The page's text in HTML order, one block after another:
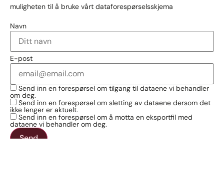
muligheten til å bruke vårt dataforespørselsskjema
Navn
E-post
Send inn en forespørsel om tilgang til dataene vi behandler
om deg.
Send inn en forespørsel om sletting av dataene dersom det
ikke lenger er aktuelt.
Send inn en forespørsel om å motta en eksportfil med
dataene vi behandler om deg.